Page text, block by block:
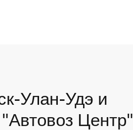
Улан-Удэ и
Центр"